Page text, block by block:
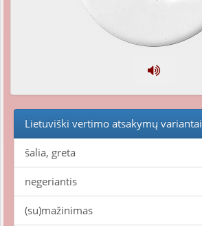
Lietuviški vertimo atsakymų variantai
šalia, greta
negeriantis
(su)mažinimas